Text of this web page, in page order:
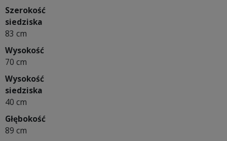
Szerokość
siedziska
83 cm
Wysokość
70 cm
Wysokość
siedziska
40 cm
Głębokość
89 cm